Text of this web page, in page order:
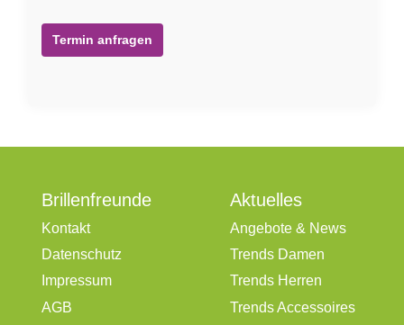
Termin anfragen
Brillenfreunde
Kontakt
Datenschutz
Impressum
AGB
Aktuelles
Angebote & News
Trends Damen
Trends Herren
Trends Accessoires